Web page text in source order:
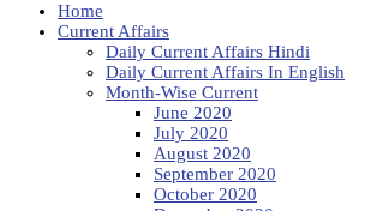
Home
Current Affairs
Daily Current Affairs Hindi
Daily Current Affairs In English
Month-Wise Current
June 2020
July 2020
August 2020
September 2020
October 2020